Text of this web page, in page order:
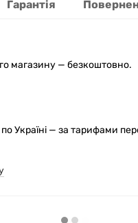
Гарантія
магазину — безкоштовно.
Україні — за тарифами